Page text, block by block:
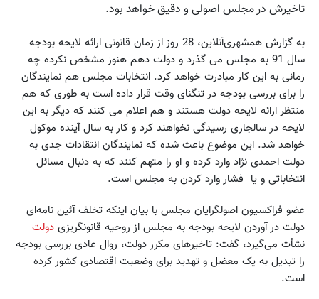
تاخیرش در مجلس اصولی و دقیق خواهد بود.
به گزارش همشهری‌آنلاین، 28 روز از زمان قانونی ارائه لایحه بودجه
سال 91 به مجلس می گذرد و دولت دهم هنوز مشخص نکرده چه
زمانی به این کار مبادرت خواهد کرد. انتخابات مجلس هم نمایندگان
را برای بررسی بودجه در تنگنای وقت قرار داده است به طوری که هم
منتظر ارائه لایحه دولت هستند و هم اعلام می کنند که دیگر به این
لایحه در سالجاری رسیدگی نخواهند کرد و کار به سال آینده موکول
خواهد شد. این موضوع باعث شده که نمایندگان انتقادات جدی به
دولت احمدی نژاد وارد کرده و او را متهم کنند که به دنبال مسائل
انتخاباتی و یا فشار وارد کردن به مجلس است.
عضو فراکسیون اصولگرایان مجلس با بیان اینکه تخلف آئین نامه‌ای
دولت در آوردن لایحه بودجه به مجلس از روحیه قانونگریزی دولت
نشأت می‌گیرد، گفت: تاخیرهای مکرر دولت، روال عادی بررسی بودجه
را تبدیل به یک معضل و تهدید برای وضعیت اقتصادی کشور کرده
است.